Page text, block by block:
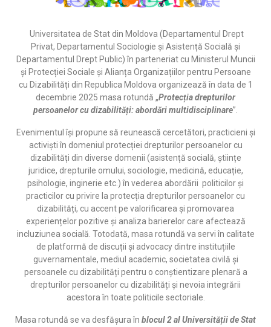
Universitatea de Stat din Moldova (Departamentul Drept
Privat, Departamentul Sociologie și Asistență Socială și
Departamentul Drept Public) în parteneriat cu Ministerul Muncii
și Protecției Sociale și Alianța Organizațiilor pentru Persoane
cu Dizabilități din Republica Moldova organizează în data de 1
decembrie 2025 masa rotundă „Protecția drepturilor
persoanelor cu dizabilități: abordări multidisciplinare”.
Evenimentul își propune să reunească cercetători, practicieni și
activiști în domeniul protecției drepturilor persoanelor cu
dizabilități din diverse domenii (asistență socială, științe
juridice, drepturile omului, sociologie, medicină, educație,
psihologie, inginerie etc.) în vederea abordării politicilor și
practicilor cu privire la protecția drepturilor persoanelor cu
dizabilități, cu accent pe valorificarea și promovarea
experiențelor pozitive și analiza barierelor care afectează
incluziunea socială. Totodată, masa rotundă va servi în calitate
de platformă de discuții și advocacy dintre instituțiile
guvernamentale, mediul academic, societatea civilă și
persoanele cu dizabilități pentru o conștientizare plenară a
drepturilor persoanelor cu dizabilități și nevoia integrării
acestora în toate politicile sectoriale.
Masa rotundă se va desfășura în blocul 2 al Universității de Stat